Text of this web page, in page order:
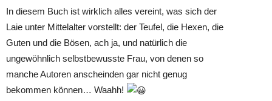
In diesem Buch ist wirklich alles vereint, was sich der
Laie unter Mittelalter vorstellt: der Teufel, die Hexen, die
Guten und die Bösen, ach ja, und natürlich die
ungewöhnlich selbstbewusste Frau, von denen so
manche Autoren anscheinden gar nicht genug
bekommen können… Waahh!